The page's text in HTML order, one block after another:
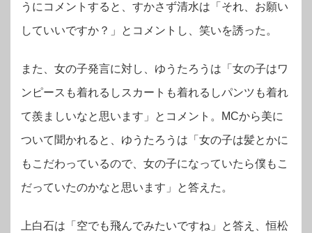
うにコメントすると、すかさず清水は「それ、お願い
していいですか？」
とコメントし、笑いを誘った。
また、女の子発言に対し、 ゆうたろうは「女の子はワ
ンピースも着れるしスカートも着れるしパンツも着れ
て羨ましいなと思います」とコメント。
MCから美に
ついて聞かれると、 ゆうたろうは「女の子は髪とかに
もこだわっているので、女の子になっていたら僕もこ
だっていたのかなと思います」と答えた。
上白石は「空でも飛んでみたいですね」と答え、恒松